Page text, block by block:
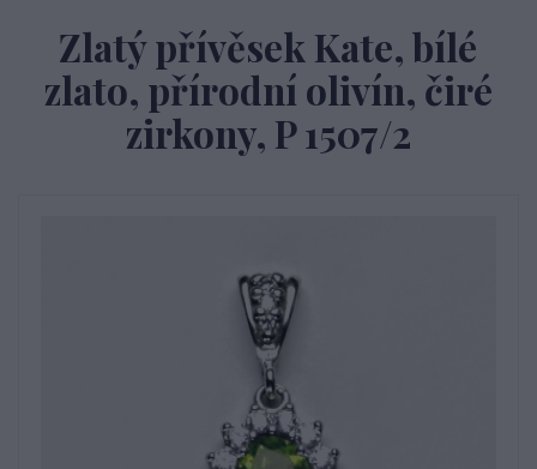
Zlatý přívěsek Kate, bílé
zlato, přírodní olivín, čiré
zirkony, P 1507/2